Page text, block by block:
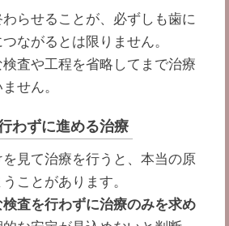
らせることが、必ずしも歯に
ながるとは限りません。
査や工程を省略してまで治療
せん。
わずに進める治療
見て治療を行うと、本当の原
ことがあります。
検査を行わずに治療のみを求め